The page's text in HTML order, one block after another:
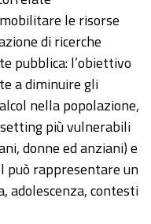
le risorse
di ricerche
pubblica: l’obiettivo
a diminuire gli
nella popolazione,
più vulnerabili
donne ed anziani) e
può rappresentare un
adolescenza, contesti